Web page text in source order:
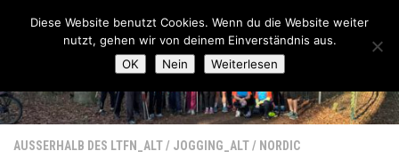
Zum Inhalt springen
Lauftreff-FN
AUSSERHALB DES LTFN_ALT / JOGGING_ALT/ NORDIC
Diese Website benutzt Cookies. Wenn du die Website weiter
nutzt, gehen wir von deinem Einverständnis aus.
OK
Nein Weiterlesen